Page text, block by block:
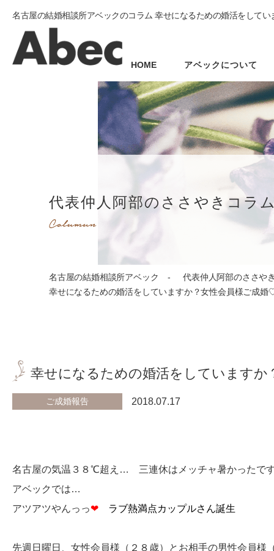
名古屋の結婚相談所アベックのコラム 幸せになるための婚活をして
HOME アベックについて
代表仲人阿部のささやきコラ
名古屋の結婚相談所アベック
代表仲人阿部のささや
幸せになるための婚活をしていますか？女性会員様ご成婚
幸せになるための婚活をしています
ご成婚報告 2018.07.17
名古屋の気温３８℃超え… 三連休はメッチャ暑かったで
アベックでは…
アツアツやんっっ❤ ラブ熱満点カップルさん誕生
先週日曜日、女性会員様（２８歳）とお相手の男性会員様